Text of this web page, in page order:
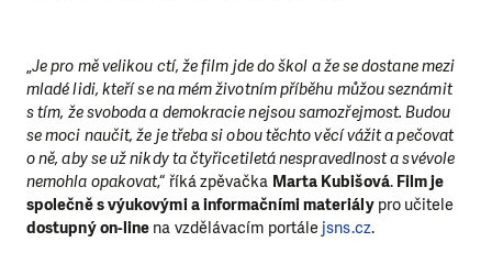
„Je pro mě velikou ctí, že film jde do škol a že se dostane mezi
mladé lidi, kteří se na mém životním příběhu můžou seznámit
s tím, že svoboda a demokracie nejsou samozřejmost. Budou
se moci naučit, že je třeba si obou těchto věcí vážit a pečovat
o ně, aby se už nikdy ta čtyřicetiletá nespravedlnost a svévole
nemohla opakovat,“ říká zpěvačka Marta Kubišová. Film je
společně s výukovými a informačními materiálypro učitele
dostupný on-line na vzdělávacím portále jsns.cz.